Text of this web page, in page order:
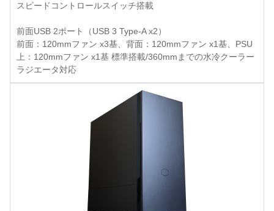
スピードコントロールスイッチ搭載
前面USB 2ポート（USB 3 Type-A x2）
前面：120mmファン x3基、背面：120mmファン x1基、PSU
上：120mmファン x1基 標準搭載/360mmまでの水冷クーラー
ラジエータ対応